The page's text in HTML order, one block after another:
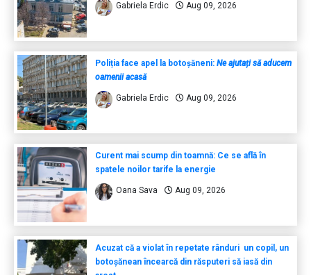
Gabriela Erdic Aug 09, 2026
Poliția face apel la botoșăneni: Ne ajutați să aducem
oamenii acasă
Gabriela Erdic Aug 09, 2026
Curent mai scump din toamnă: Ce se află în
spatele noilor tarife la energie
Oana Sava Aug 09, 2026
Acuzat că a violat în repetate rânduri un copil, un
botoșănean încearcă din răsputeri să iasă din